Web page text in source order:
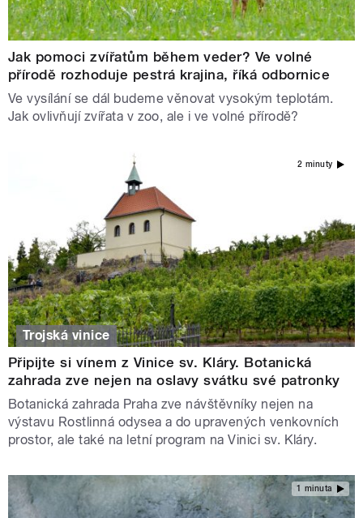
Jak pomoci zvířatům během veder? Ve volné
přírodě rozhoduje pestrá krajina, říká odbornice
Ve vysílání se dál budeme věnovat vysokým teplotám.
Jak ovlivňují zvířata v zoo, ale i ve volné přírodě?
2 minuty
Trojská vinice
Připijte si vínem z Vinice sv. Kláry. Botanická
zahrada zve nejen na oslavy svátku své patronky
Botanická zahrada Praha zve návštěvníky nejen na
výstavu Rostlinná odysea a do upravených venkovních
prostor, ale také na letní program na Vinici sv. Kláry.
1 minuta